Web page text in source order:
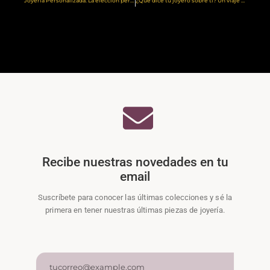
Recibe nuestras novedades en tu
email
Suscríbete para conocer las últimas colecciones y sé la
primera en tener nuestras últimas piezas de joyería.